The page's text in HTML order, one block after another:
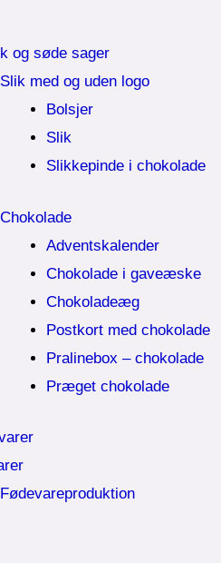
og søde sager
Slik med og uden logo
Bolsjer
Slik
Slikkepinde i chokolade
Chokolade
Adventskalender
Chokolade i gaveæske
Chokoladeæg
Postkort med chokolade
Pralinebox – chokolade
Præget chokolade
Fødevareproduktion